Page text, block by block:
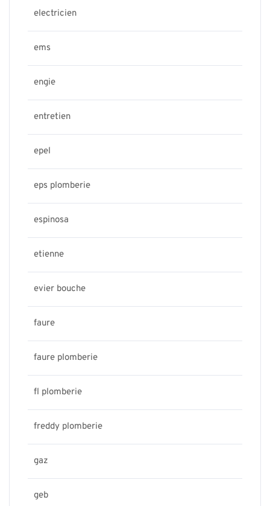
electricien
ems
engie
entretien
epel
eps plomberie
espinosa
etienne
evier bouche
faure
faure plomberie
fl plomberie
freddy plomberie
gaz
geb